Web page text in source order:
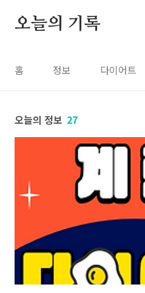
오늘의 기록
홈 정보 다이어트
오늘의 정보 27